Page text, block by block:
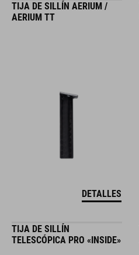
TIJA DE SILLÍN AERIUM /
AERIUM TT
DETALLES
TIJA DE SILLÍN
TELESCÓPICA PRO «INSIDE»